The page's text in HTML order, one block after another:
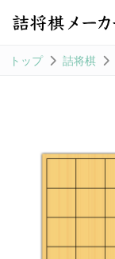
トップ 詰将棋